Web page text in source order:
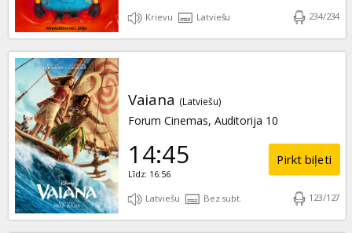
Krievu Latviešu 234/234
Vaiana (Latviešu)
Forum Cinemas, Auditorija 10
14:45
Līdz: 16:56
Pirkt biļeti
Latviešu Bez subt. 123/127